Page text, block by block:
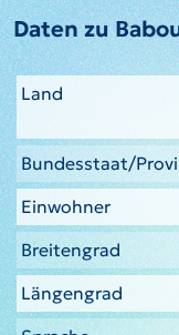
Daten zu
Land
Bundesstaat/
Einwohner
Breitengrad
Längengrad